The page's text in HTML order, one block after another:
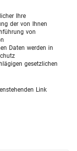
Ihre
der von Ihnen
von
Daten werden in
gesetzlichen
Link